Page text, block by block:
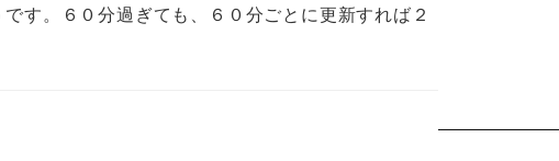
す。６０分過ぎても、６０分ごとに更新すれば２